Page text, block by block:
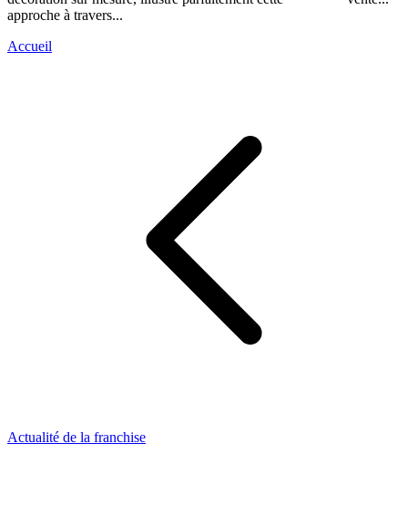
approche à travers...
Accueil
Actualité de la franchise